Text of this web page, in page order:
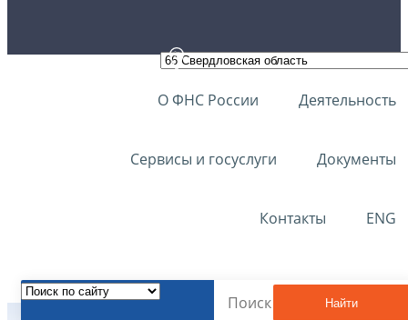
О ФНС России Деятельность
Сервисы и госуслуги Документы
Контакты ENG
Найти